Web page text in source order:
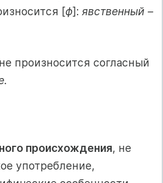
[ф]: явственный –
не произносится согласный
происхождения, не
употребление,